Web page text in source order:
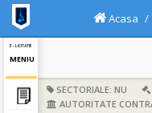
E - LICITATIE
MENIU
Acasa
SECTORIALE: NU
AUTORITATE